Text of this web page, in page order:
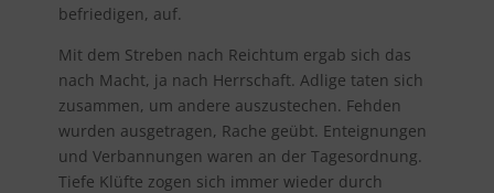
befriedigen, auf.
Mit dem Streben nach Reichtum ergab sich das
nach Macht, ja nach Herrschaft. Adlige taten sich
zusammen, um andere auszustechen. Fehden
wurden ausgetragen, Rache geübt. Enteignungen
und Verbannungen waren an der Tagesordnung.
Tiefe Klüfte zogen sich immer wieder durch